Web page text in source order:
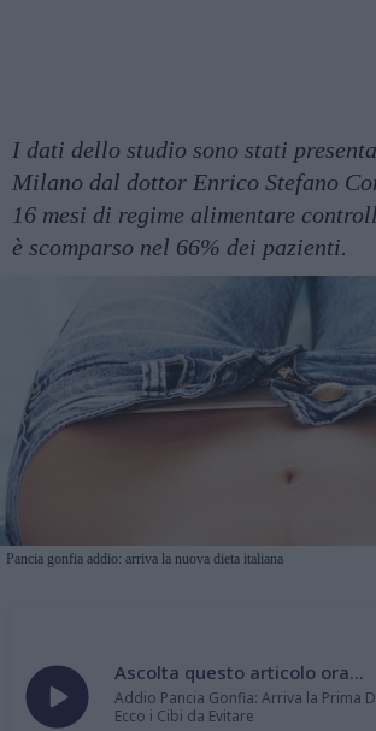
I dati dello studio sono stati
Milano dal dottor Enrico Stefano
16 mesi di regime alimentare
è scomparso nel 66% dei pazienti.
Pancia gonfia addio: arriva la nuova dieta italiana
Ascolta questo articolo ora...
Addio Pancia Gonfia: Arriva la Prima
Ecco i Cibi da Evitare